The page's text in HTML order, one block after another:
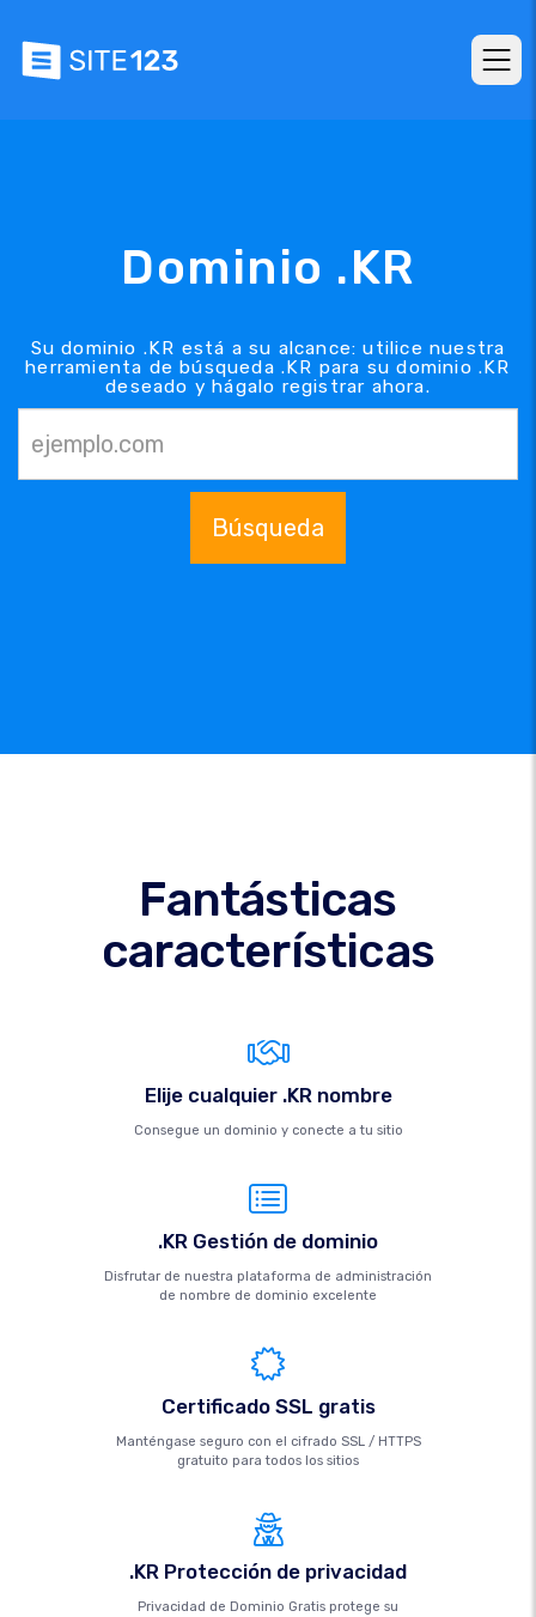
Dominio .KR
Su dominio .KR está a su alcance: utilice nuestra
herramienta de búsqueda .KR para su dominio .KR
deseado y hágalo registrar ahora.
Búsqueda
Fantásticas
características
Elije cualquier .KR nombre
Consegue un dominio y conecte a tu sitio
.KR Gestión de dominio
Disfrutar de nuestra plataforma de administración
de nombre de dominio excelente
Certificado SSL gratis
Manténgase seguro con el cifrado SSL / HTTPS
gratuito para todos los sitios
.KR Protección de privacidad
Privacidad de Dominio Gratis protege su